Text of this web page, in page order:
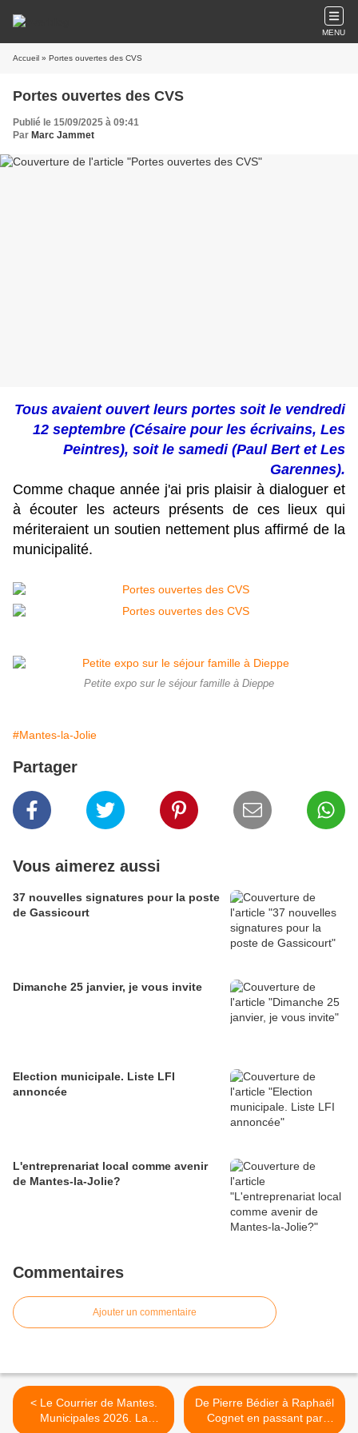
MENU
Accueil » Portes ouvertes des CVS
Portes ouvertes des CVS
Publié le 15/09/2025 à 09:41
Par Marc Jammet
Tous avaient ouvert leurs portes soit le vendredi
12 septembre (Césaire pour les écrivains, Les
Peintres), soit le samedi (Paul Bert et Les
Garennes).
Comme chaque année j'ai pris plaisir à dialoguer et
à écouter les acteurs présents de ces lieux qui
mériteraient un soutien nettement plus affirmé de la
municipalité.
Petite expo sur le séjour famille à Dieppe
#Mantes-la-Jolie
Partager
Vous aimerez aussi
37 nouvelles signatures pour la poste
de Gassicourt
Dimanche 25 janvier, je vous invite
Election municipale. Liste LFI
annoncée
L'entreprenariat local comme avenir
de Mantes-la-Jolie?
Commentaires
Ajouter un commentaire
< Le Courrier de Mantes.
Municipales 2026. La
De Pierre Bédier à Raphaël
Cognet en passant par